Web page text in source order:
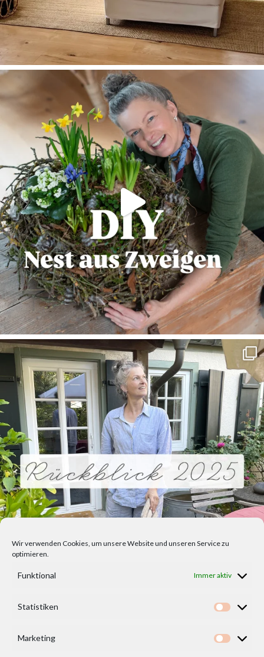
Wir verwenden Cookies, um unsere Website und unseren Service zu
optimieren.
Funktional Immer aktiv
Statistiken
Marketing